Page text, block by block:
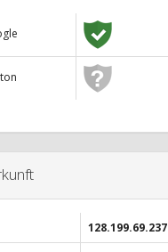
128.199.69.237